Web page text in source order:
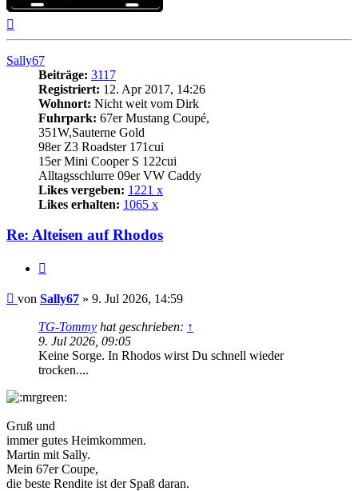
Sally67
Beiträge: 3117
Registriert: 12. Apr 2017, 14:26
Wohnort: Nicht weit vom Dirk
Fuhrpark: 67er Mustang Coupé,
351W,Sauterne Gold
98er Z3 Roadster 171cui
15er Mini Cooper S 122cui
Alltagsschlurre 09er VW Caddy
Likes vergeben: 1221 x
Likes erhalten: 1065 x
Re: Alteisen auf Rhodos
Beitrag
von Sally67 » 9. Jul 2026, 14:59
TG-Tommy hat geschrieben: ↑
9. Jul 2026, 09:05
Keine Sorge. In Rhodos wirst Du schnell wieder
trocken....
Gruß und
immer gutes Heimkommen.
Martin mit Sally.
Mein 67er Coupe,
die beste Rendite ist der Spaß daran.